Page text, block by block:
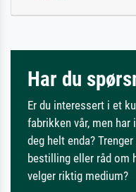
Har du
Er du interessert i et
fabrikken vår, men
deg helt enda?
bestilling eller råd om
velger riktig medium?